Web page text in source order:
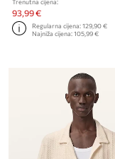
Trenutna cijena:
93,99 €
Regularna cijena:129,90 €
Najniža cijena:105,99 €